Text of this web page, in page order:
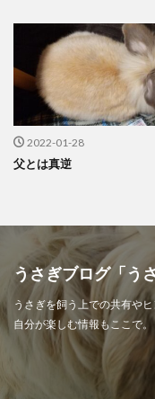
2022-01-28
父とは真逆
うさぎブログ「う
うさぎを飼う上での共有やヒ
自分が楽しむ情報もここで。